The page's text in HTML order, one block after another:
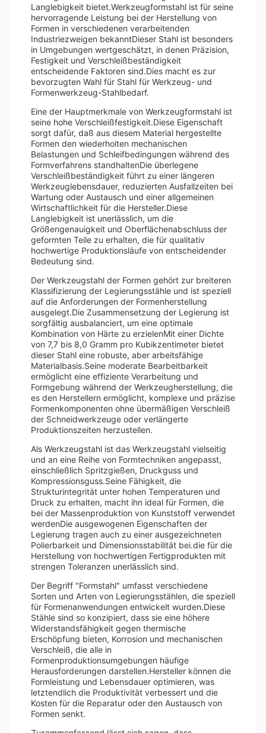
Langlebigkeit bietet.Werkzeugformstahl ist für seine
hervorragende Leistung bei der Herstellung von
Formen in verschiedenen verarbeitenden
Industriezweigen bekanntDieser Stahl ist besonders
in Umgebungen wertgeschätzt, in denen Präzision,
Festigkeit und Verschleißbeständigkeit
entscheidende Faktoren sind.Dies macht es zur
bevorzugten Wahl für Stahl für Werkzeug- und
Formenwerkzeug-Stahlbedarf.
Eine der Hauptmerkmale von Werkzeugformstahl ist
seine hohe Verschleißfestigkeit.Diese Eigenschaft
sorgt dafür, daß aus diesem Material hergestellte
Formen den wiederholten mechanischen
Belastungen und Schleifbedingungen während des
Formverfahrens standhaltenDie überlegene
Verschleißbeständigkeit führt zu einer längeren
Werkzeuglebensdauer, reduzierten Ausfallzeiten bei
Wartung oder Austausch und einer allgemeinen
Wirtschaftlichkeit für die Hersteller.Diese
Langlebigkeit ist unerlässlich, um die
Größengenauigkeit und Oberflächenabschluss der
geformten Teile zu erhalten, die für qualitativ
hochwertige Produktionsläufe von entscheidender
Bedeutung sind.
Der Werkzeugstahl der Formen gehört zur breiteren
Klassifizierung der Legierungsstähle und ist speziell
auf die Anforderungen der Formenherstellung
ausgelegt.Die Zusammensetzung der Legierung ist
sorgfältig ausbalanciert, um eine optimale
Kombination von Härte zu erzielenMit einer Dichte
von 7,7 bis 8,0 Gramm pro Kubikzentimeter bietet
dieser Stahl eine robuste, aber arbeitsfähige
Materialbasis.Seine moderate Bearbeitbarkeit
ermöglicht eine effiziente Verarbeitung und
Formgebung während der Werkzeugherstellung, die
es den Herstellern ermöglicht, komplexe und präzise
Formenkomponenten ohne übermäßigen Verschleiß
der Schneidwerkzeuge oder verlängerte
Produktionszeiten herzustellen.
Als Werkzeugstahl ist das Werkzeugstahl vielseitig
und an eine Reihe von Formtechniken angepasst,
einschließlich Spritzgießen, Druckguss und
Kompressionsguss.Seine Fähigkeit, die
Strukturintegrität unter hohen Temperaturen und
Druck zu erhalten, macht ihn ideal für Formen, die
bei der Massenproduktion von Kunststoff verwendet
werdenDie ausgewogenen Eigenschaften der
Legierung tragen auch zu einer ausgezeichneten
Polierbarkeit und Dimensionsstabilität bei.die für die
Herstellung von hochwertigen Fertigprodukten mit
strengen Toleranzen unerlässlich sind.
Der Begriff "Formstahl" umfasst verschiedene
Sorten und Arten von Legierungsstählen, die speziell
für Formenanwendungen entwickelt wurden.Diese
Stähle sind so konzipiert, dass sie eine höhere
Widerstandsfähigkeit gegen thermische
Erschöpfung bieten, Korrosion und mechanischen
Verschleiß, die alle in
Formenproduktionsumgebungen häufige
Herausforderungen darstellen.Hersteller können die
Formleistung und Lebensdauer optimieren, was
letztendlich die Produktivität verbessert und die
Kosten für die Reparatur oder den Austausch von
Formen senkt.